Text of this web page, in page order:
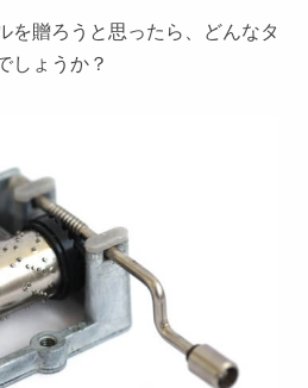
を贈ろうと思ったら、どんなタ
しょうか？